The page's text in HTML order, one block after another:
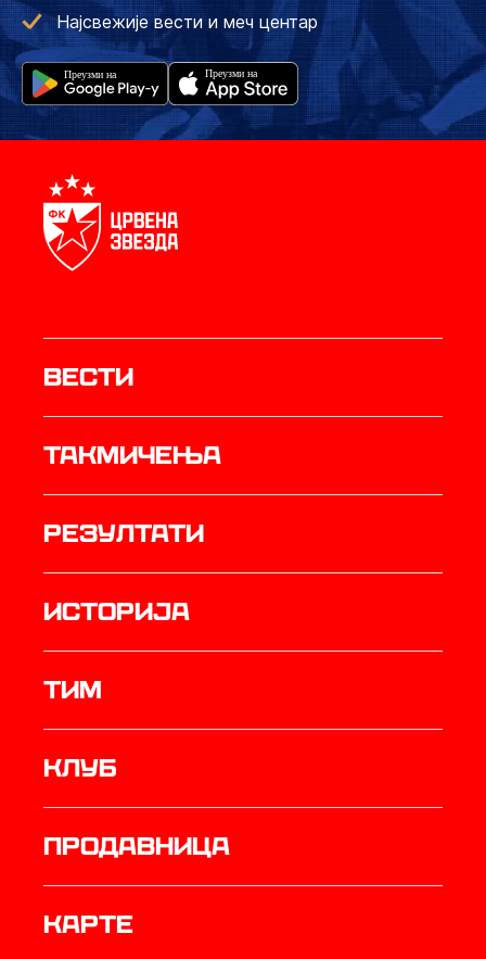
Најсвежије вести и меч центар
Вести
Такмичења
резултати
историја
ТИМ
Клуб
продавница
Карте